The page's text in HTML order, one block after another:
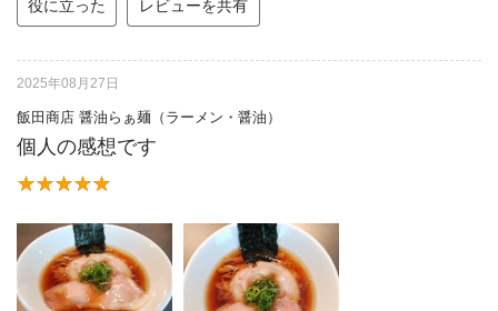
役に立った レビューを共有
2025年08月27日
飯田商店 醤油らぁ麺（ラーメン・醤油）
個人の感想です